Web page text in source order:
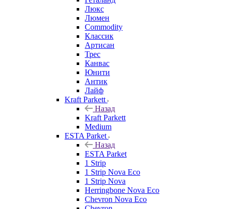
Люкс
Люмен
Commodity
Классик
Артисан
Трес
Канвас
Юнити
Антик
Лайф
Kraft Parkett
Назад
Kraft Parkett
Medium
ESTA Parket
Назад
ESTA Parket
1 Strip
1 Strip Nova Eco
1 Strip Nova
Herringbone Nova Eco
Chevron Nova Eco